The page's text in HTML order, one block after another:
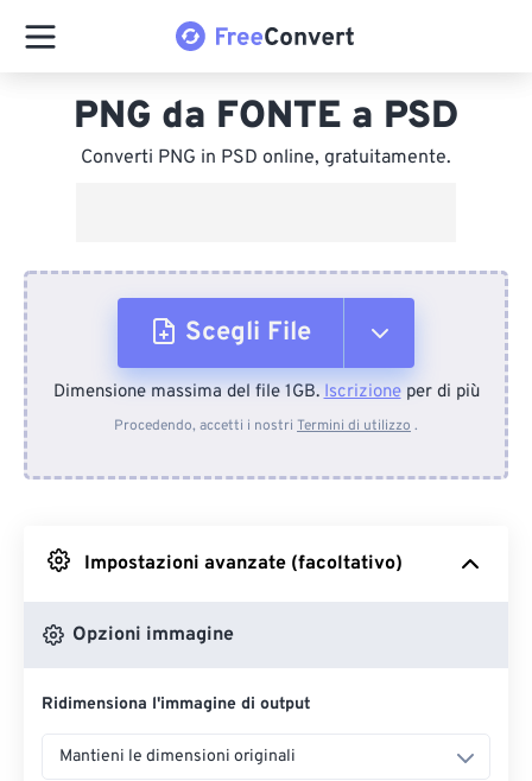
PNG da FONTE a PSD
Converti PNG in PSD online, gratuitamente.
Scegli File
Dal dispositivo
Da Google Drive
Dimensione massima del file 1GB.Iscrizioneper di più
Procedendo, accetti i nostri Termini di utilizzo .
Impostazioni avanzate (facoltativo)
Opzioni immagine
Ridimensiona l'immagine di output
Mantieni le dimensioni originali